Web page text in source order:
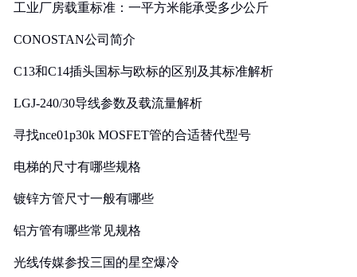
工业厂房载重标准：一平方米能承受多少公斤
CONOSTAN公司简介
C13和C14插头国标与欧标的区别及其标准解析
LGJ-240/30导线参数及载流量解析
寻找nce01p30k MOSFET管的合适替代型号
电梯的尺寸有哪些规格
镀锌方管尺寸一般有哪些
铝方管有哪些常见规格
光线传媒参投三国的星空爆冷